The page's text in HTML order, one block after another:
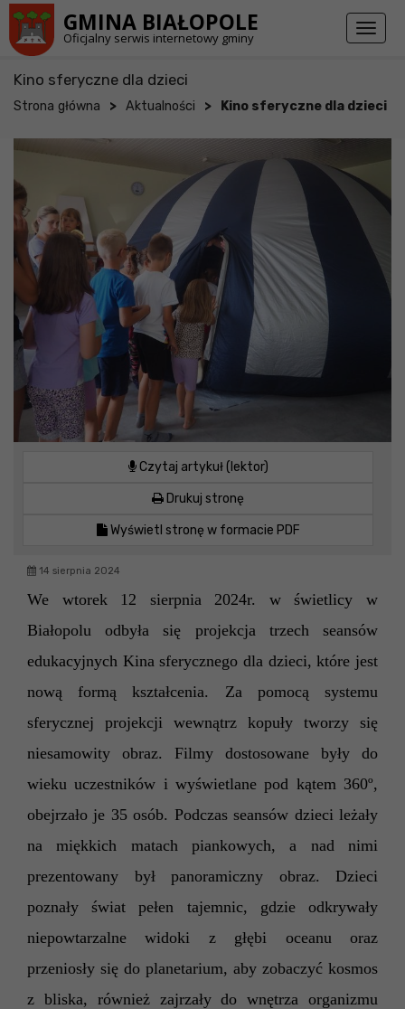
GMINA BIAŁOPOLE
Oficjalny serwis internetowy gminy
Toggle
Kino sferyczne dla dzieci
Strona główna > Aktualności > Kino sferyczne dla dzieci
Czytaj artykuł (lektor)
Drukuj stronę
Wyświetl stronę w formacie PDF
14 sierpnia 2024
We wtorek 12 sierpnia 2024r. w świetlicy w
Białopolu odbyła się projekcja trzech seansów
edukacyjnych Kina sferycznego dla dzieci, które jest
nową formą kształcenia. Za pomocą systemu
sferycznej projekcji wewnątrz kopuły tworzy się
niesamowity obraz. Filmy dostosowane były do
wieku uczestników i wyświetlane pod kątem 360º,
obejrzało je 35 osób. Podczas seansów dzieci leżały
na miękkich matach piankowych, a nad nimi
prezentowany był panoramiczny obraz. Dzieci
poznały świat pełen tajemnic, gdzie odkrywały
niepowtarzalne widoki z głębi oceanu oraz
przeniosły się do planetarium, aby zobaczyć kosmos
z bliska, również zajrzały do wnętrza organizmu